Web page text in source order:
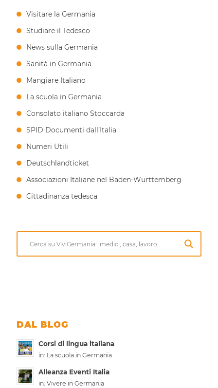
Visitare la Germania
Studiare il Tedesco
News sulla Germania
Sanità in Germania
Mangiare Italiano
La scuola in Germania
Consolato italiano Stoccarda
SPID Documenti dall’Italia
Numeri Utili
Deutschlandticket
Associazioni Italiane nel Baden-Württemberg
Cittadinanza tedesca
DAL BLOG
Corsi di lingua italiana
in: La scuola in Germania
Alleanza Eventi Italia
in: Vivere in Germania